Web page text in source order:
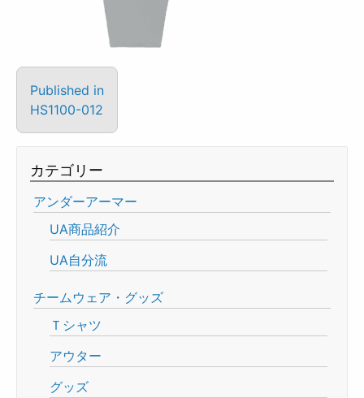
Published in
HS1100-012
カテゴリー
アンダーアーマー
UA商品紹介
UA自分流
チームウェア・グッズ
Ｔシャツ
アウター
グッズ